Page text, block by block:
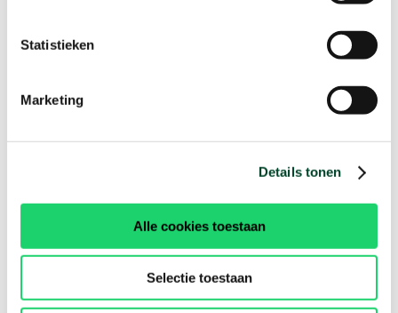
Statistieken
Marketing
Details tonen
Alle cookies toestaan
Selectie toestaan